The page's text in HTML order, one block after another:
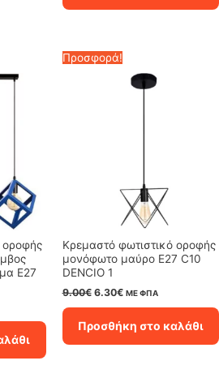
31.50€.
οροφής
E27
Προσφορά!
Κρεμαστό φωτιστικό οροφής
μονόφωτο μαύρο E27 C10
DENCIO 1
9.00€ Original
price
9.00€.
6.30€Η
τρέχουσα
είναι:
6.30€.
ΜΕ ΦΠΑ
Προσθήκη στο καλάθι